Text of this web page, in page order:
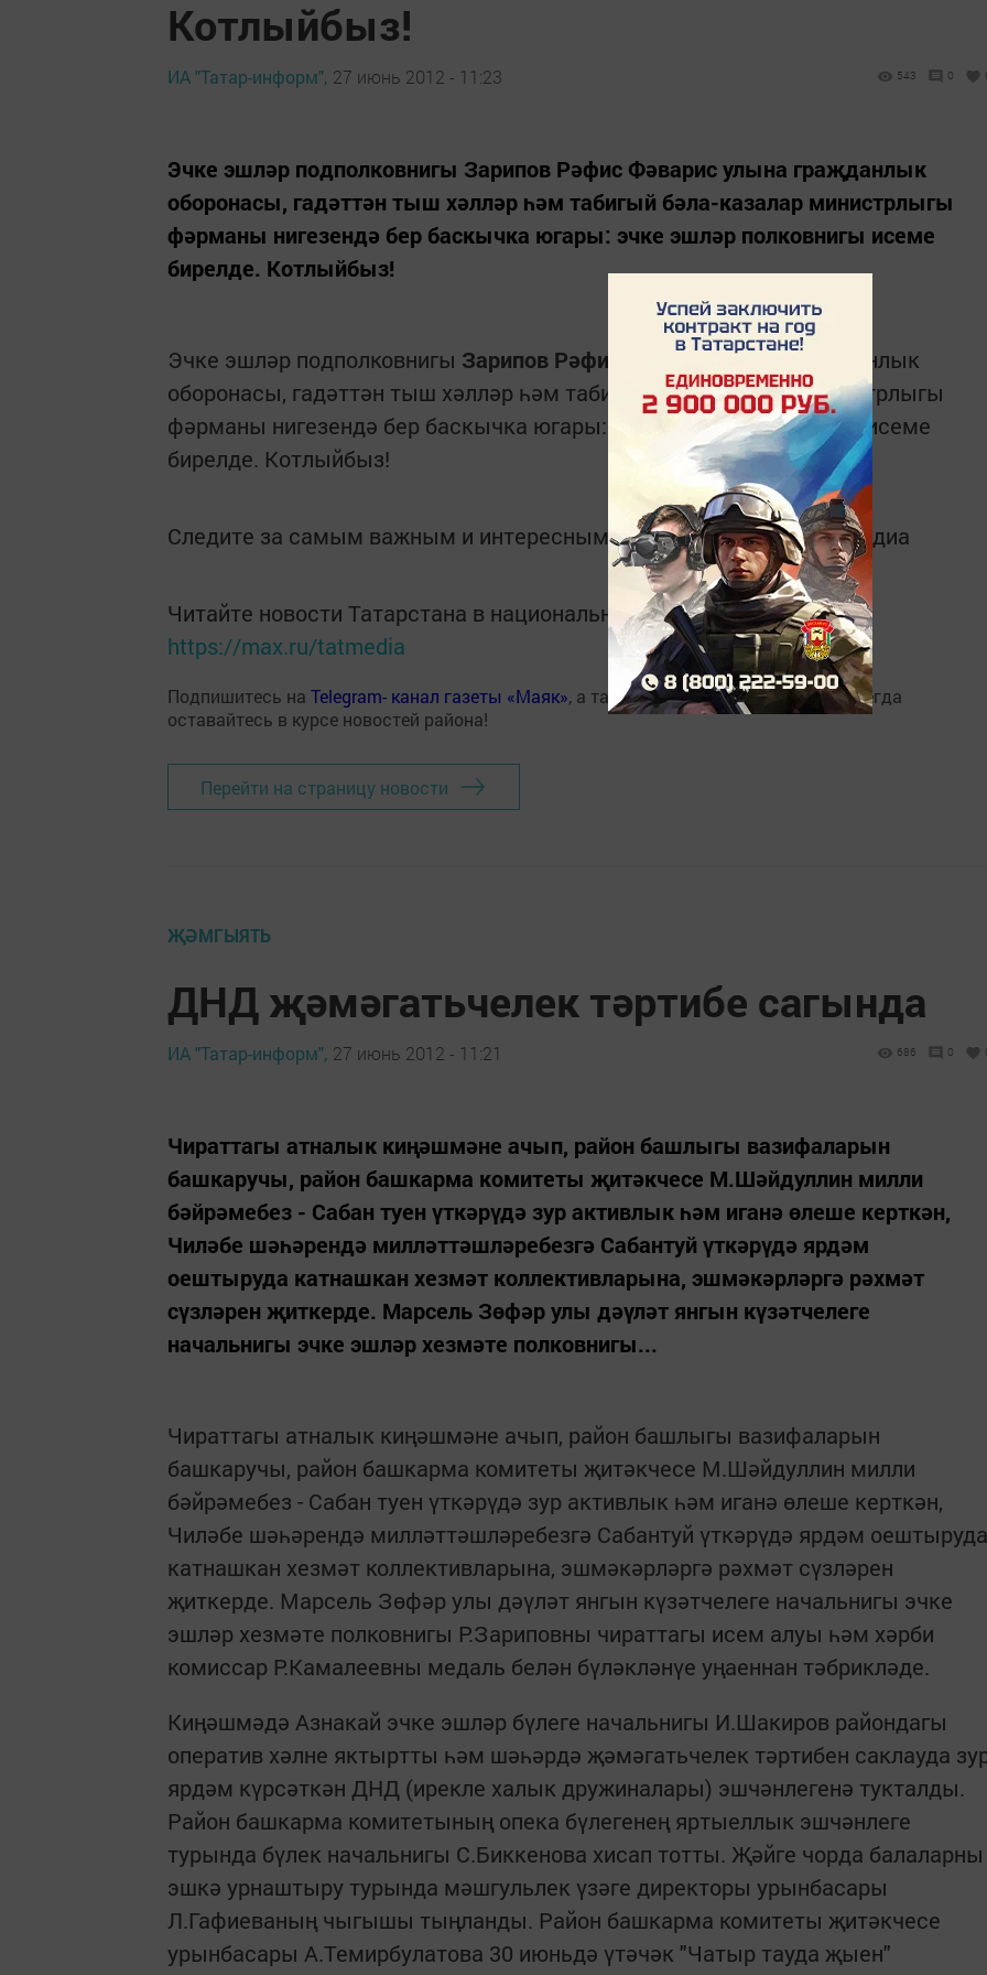
Котлыйбыз!
ИА "Татар-информ", 27 июнь 2012 - 11:23 543 0
Эчке эшләр подполковнигы Зарипов Рәфис Фәварис улына граҗданлык
оборонасы, гадәттән тыш хәлләр һәм табигый бәла-казалар министрлыгы
фәрманы нигезендә бер баскычка югары: эчке эшләр полковнигы исеме
бирелде. Котлыйбыз!
Эчке эшләр подполковнигы Зарипов Рәфис Фәварисулына граҗданлык
оборонасы, гадәттән тыш хәлләр һәм табигый бәла-казалар министрлыгы
фәрманы нигезендә бер баскычка югары: эчке эшләр полковнигы исеме
бирелде. Котлыйбыз!
Следите за самым важным и интересным вTelegram-каналеТатмедиа
Читайте новости Татарстана в национальном мессенджере MАХ:
https://max.ru/tatmedia
Подпишитесь на Telegram- канал газеты «Маяк», а так же читайте нас в«Дзен»и всегда
оставайтесь в курсе новостей района!
Перейти на страницу новости
ҖӘМГЫЯТЬ
ДНД җәмәгатьчелек тәртибе сагында
ИА "Татар-информ", 27 июнь 2012 - 11:21 686 0
Чираттагы атналык киңәшмәне ачып, район башлыгы вазифаларын
башкаручы, район башкарма комитеты җитәкчесе М.Шәйдуллин милли
бәйрәмебез - Сабан туен үткәрүдә зур активлык һәм иганә өлеше керткән,
Чиләбе шәһәрендә милләттәшләребезгә Сабантуй үткәрүдә ярдәм
оештыруда катнашкан хезмәт коллективларына, эшмәкәрләргә рәхмәт
сүзләрен җиткерде. Марсель Зөфәр улы дәүләт янгын күзәтчелеге
начальнигы эчке эшләр хезмәте полковнигы...
Чираттагы атналык киңәшмәне ачып, район башлыгы вазифаларын
башкаручы, район башкарма комитеты җитәкчесе М.Шәйдуллин милли
бәйрәмебез - Сабан туен үткәрүдә зур активлык һәм иганә өлеше керткән,
Чиләбе шәһәрендә милләттәшләребезгә Сабантуй үткәрүдә ярдәм оештыруда
катнашкан хезмәт коллективларына, эшмәкәрләргә рәхмәт сүзләрен
җиткерде. Марсель Зөфәр улы дәүләт янгын күзәтчелеге начальнигы эчке
эшләр хезмәте полковнигы Р.Зариповны чираттагы исем алуы һәм хәрби
комиссар Р.Камалеевны медаль белән бүләкләнүе уңаеннан тәбрикләде.
Киңәшмәдә Азнакай эчке эшләр бүлеге начальнигы И.Шакиров райондагы
оператив хәлне яктыртты һәм шәһәрдә җәмәгатьчелек тәртибен саклауда
ярдәм күрсәткән ДНД (ирекле халык дружиналары) эшчәнлегенә тукталды.
Район башкарма комитетының опека бүлегенең яртыеллык эшчәнлеге
турында бүлек начальнигы С.Биккенова хисап тотты. Җәйге чорда балаларны
эшкә урнаштыру турында мәшгульлек үзәге директоры урынбасары
Л.Гафиеваның чыгышы тыңланды. Район башкарма комитеты җитәкчесе
урынбасары А.Темирбулатова 30 июньдә үтәчәк "Чатыр тауда җыен"